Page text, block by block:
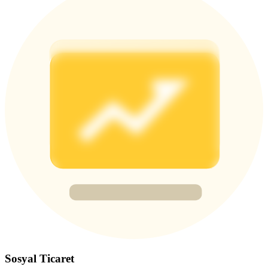
Register & Trade to Win 500,000 USDT
Precious Metals Trading Carnival
Trade Gold & Silver · 33,333 USDT Bonus
USDT Flexible Staking | Daily Rewards
Sosyal Ticaret